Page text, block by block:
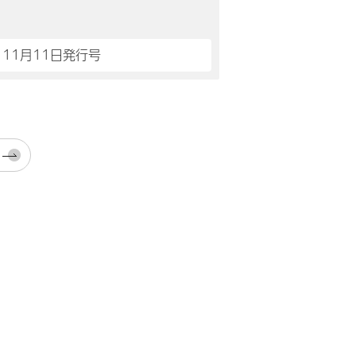
11月11日発行号